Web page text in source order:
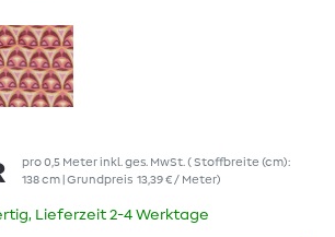
pro0,5 Meterinkl. ges. MwSt. ( Stoffbreite (cm):
138 cm | Grundpreis 13,39 € / Meter)
Lieferzeit 2-4 Werktage